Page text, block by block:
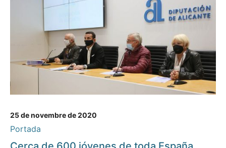
25 de novembre de 2020
Portada